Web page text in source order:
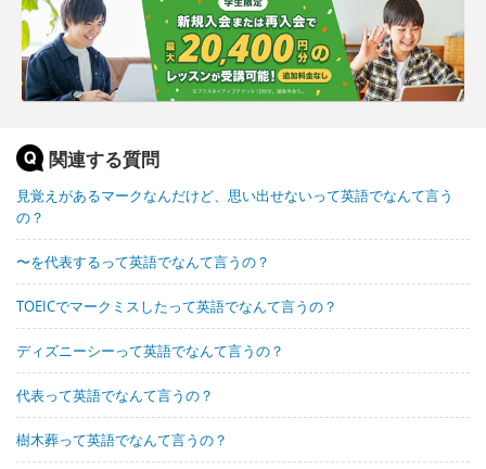
関連する質問
見覚えがあるマークなんだけど、思い出せないって英語でなんて言う
の？
〜を代表するって英語でなんて言うの？
TOEICでマークミスしたって英語でなんて言うの？
ディズニーシーって英語でなんて言うの？
代表って英語でなんて言うの？
樹木葬って英語でなんて言うの？